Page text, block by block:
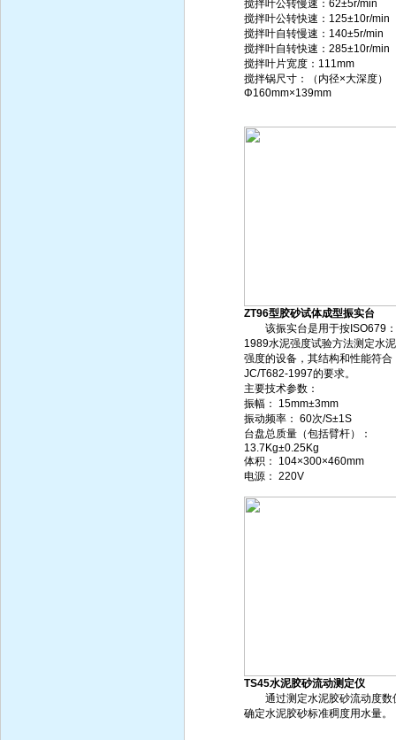
搅拌叶公转慢速：62±5r/min
搅拌叶公转快速：125±10r/min
搅拌叶自转慢速：140±5r/min
搅拌叶自转快速：285±10r/min
搅拌叶片宽度：111mm
搅拌锅尺寸：（内径×大深度）
Φ160mm×139mm
ZT96型胶砂试体成型振实台
该振实台是用于按ISO679：
1989水泥强度试验方法测定水
强度的设备，其结构和性能符合
JC/T682-1997的要求。
主要技术参数：
振幅： 15mm±3mm
振动频率： 60次/S±1S
台盘总质量（包括臂杆）：
13.7Kg±0.25Kg
体积： 104×300×460mm
电源： 220V
TS45水泥胶砂流动测定仪
通过测定水泥胶砂流动度数
确定水泥胶砂标准稠度用水量。